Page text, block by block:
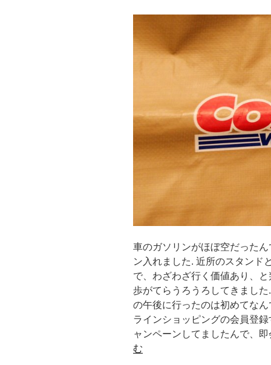
車のガソリンがほぼ空だった
ン入れました. 近所のスタンド
で、わざわざ行く価値あり、
歩がてらうろうろしてきまし
の午後に行ったのは初めてな
ラインショッピングの会員登
ャンペーンしてましたんで、
む